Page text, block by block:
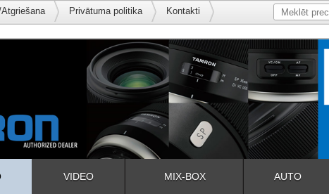
Privātuma politika Kontakti
VIDEO MIX-BOX AUTO